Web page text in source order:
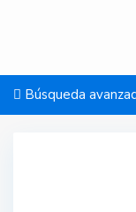
Búsqueda